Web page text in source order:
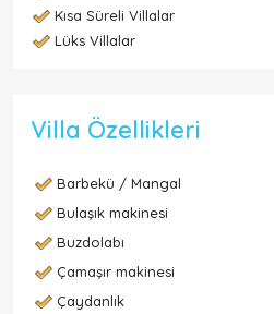
Kısa Süreli Villalar
Lüks Villalar
Villa Özellikleri
Barbekü / Mangal
Bulaşık makinesi
Buzdolabı
Çamaşır makinesi
Çaydanlık